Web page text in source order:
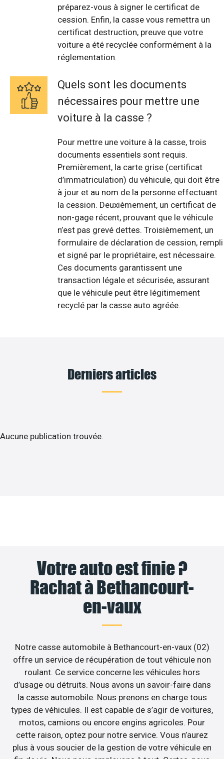
préparez-vous à signer le certificat de
cession. Enfin, la casse vous remettra un
certificat destruction, preuve que votre
voiture a été recyclée conformément à la
réglementation.
Quels sont les documents
nécessaires pour mettre une
voiture à la casse ?
Pour mettre une voiture à la casse, trois
documents essentiels sont requis.
Premièrement, la carte grise (certificat
d’immatriculation) du véhicule, qui doit être
à jour et au nom de la personne effectuant
la cession. Deuxièmement, un certificat de
non-gage récent, prouvant que le véhicule
n’est pas grevé dettes. Troisièmement, un
formulaire de déclaration de cession, rempli
et signé par le propriétaire, est nécessaire.
Ces documents garantissent une
transaction légale et sécurisée, assurant
que le véhicule peut être légitimement
recyclé par la casse auto agréée.
Derniers articles
Aucune publication trouvée.
Votre auto est finie ?
Rachat à Bethancourt-
en-vaux
Notre casse automobile à Bethancourt-en-vaux (02)
offre un service de récupération de tout véhicule non
roulant. Ce service concerne les véhicules hors
d’usage ou détruits. Nous avons un savoir-faire dans
la casse automobile. Nous prenons en charge tous
types de véhicules. Il est capable de s’agir de voitures,
motos, camions ou encore engins agricoles. Pour
cette raison, optez pour notre service. Vous n’aurez
plus à vous soucier de la gestion de votre véhicule en